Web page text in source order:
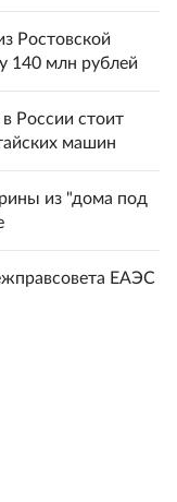
Ростовской
140 млн рублей
России стоит
машин
из "дома под
ЕАЭС